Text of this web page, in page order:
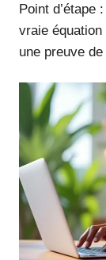
Point d’étape
vraie
une preuve